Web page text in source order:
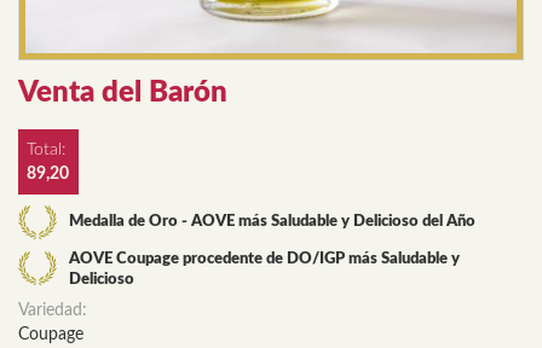
Venta del Barón
Total:
89,20
Medalla de Oro - AOVE más Saludable y Delicioso del Año
AOVE Coupage procedente de DO/IGP más Saludable y
Delicioso
Variedad:
Coupage